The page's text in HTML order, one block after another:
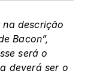
descrição
Bacon”,
será o
deverá ser o